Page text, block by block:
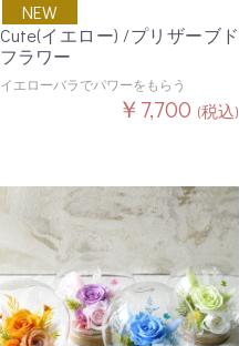
NEW
Cute(イエロー) /プリザーブド
フラワー
イエローバラでパワーをもらう
￥7,700 (税込)